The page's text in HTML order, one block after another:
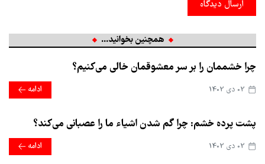
ارسال دیدگاه
همچنین بخوانید...
چرا خشممان را بر سر معشوقمان خالی می‌کنیم؟
ادامه
پشت پرده خشم: چرا گم شدن اشیاء ما را عصبانی می‌کند؟
ادامه